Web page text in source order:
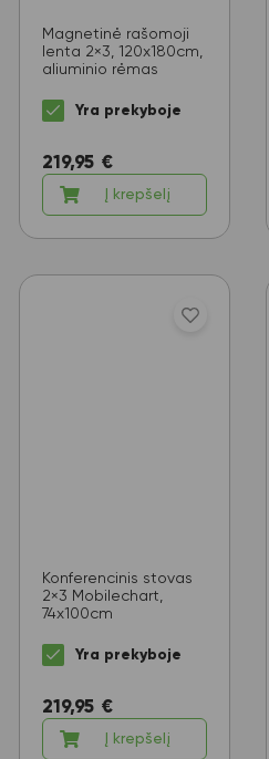
Magnetinė rašomoji
lenta 2×3, 120x180cm,
aliuminio rėmas
Yra prekyboje
219,95 €
Į krepšelį
Konferencinis stovas
2×3 Mobilechart,
74x100cm
Yra prekyboje
219,95 €
Į krepšelį